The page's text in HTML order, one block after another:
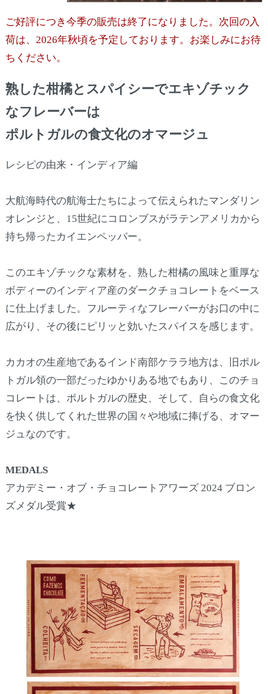
ご好評につき今季の販売は終了になりました。次回の入
荷は、2026年秋頃を予定しております。お楽しみにお待
ちください。
熟した柑橘とスパイシーでエキゾチック
なフレーバーは
ポルトガルの食文化のオマージュ
レシピの由来・インディア編
大航海時代の航海士たちによって伝えられたマンダリン
オレンジと、15世紀にコロンブスがラテンアメリカから
持ち帰ったカイエンペッパー。
このエキゾチックな素材を、熟した柑橘の風味と重厚な
ボディーのインディア産のダークチョコレートをベース
に仕上げました。フルーティなフレーバーがお口の中に
広がり、その後にピリッと効いたスパイスを感じます。
カカオの生産地であるインド南部ケララ地方は、旧ポル
トガル領の一部だったゆかりある地でもあり、このチョ
コレートは、ポルトガルの歴史、そして、自らの食文化
を快く供してくれた世界の国々や地域に捧げる、オマー
ジュなのです。
MEDALS
アカデミー・オブ・チョコレートアワーズ 2024 ブロン
ズメダル受賞★